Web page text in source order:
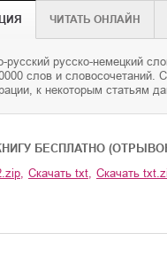
ЧИТАТЬ ОНЛАЙН
русский русско-немецкий
слов и словосочетаний.
к некоторым статьям
помогут расширить
помощником для всех, кто
БЕСПЛАТНО
, Скачать txt, Скачать